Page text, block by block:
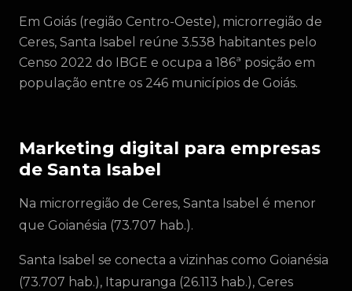
Em Goiás (região Centro-Oeste), microrregião de
Ceres, Santa Isabel reúne 3.538 habitantes pelo
Censo 2022 do IBGE e ocupa a 186ª posição em
população entre os 246 municípios de Goiás.
Marketing digital para empresas
de Santa Isabel
Na microrregião de Ceres, Santa Isabel é menor
que Goianésia (73.707 hab.).
Santa Isabel se conecta a vizinhas como Goianésia
(73.707 hab.), Itapuranga (26.113 hab.), Ceres